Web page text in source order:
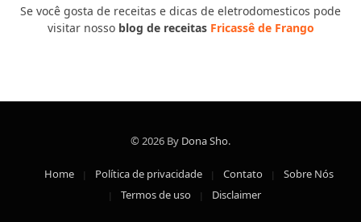
Se você gosta de receitas e dicas de eletrodomesticos pode
visitar nosso blog de receitas Fricassê de Frango
© 2026 By Dona Sho.
Home Política de privacidade Contato
Sobre Nós
Termos de uso
Disclaimer